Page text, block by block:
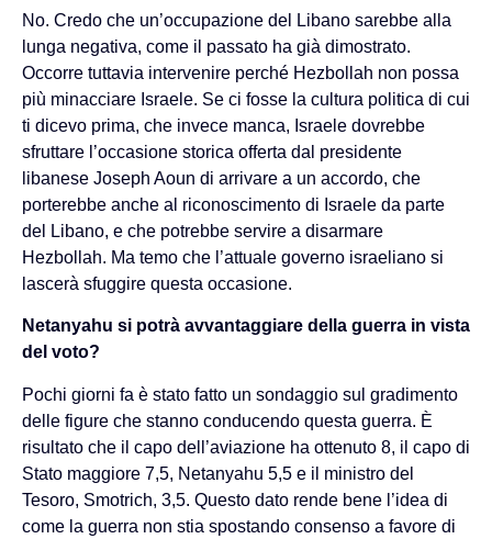
No. Credo che un’occupazione del Libano sarebbe alla
lunga negativa, come il passato ha già dimostrato.
Occorre tuttavia intervenire perché Hezbollah non possa
più minacciare Israele. Se ci fosse la cultura politica di cui
ti dicevo prima, che invece manca, Israele dovrebbe
sfruttare l’occasione storica offerta dal presidente
libanese Joseph Aoun di arrivare a un accordo, che
porterebbe anche al riconoscimento di Israele da parte
del Libano, e che potrebbe servire a disarmare
Hezbollah. Ma temo che l’attuale governo israeliano si
lascerà sfuggire questa occasione.
Netanyahu si potrà avvantaggiare della guerra in vista
del voto?
Pochi giorni fa è stato fatto un sondaggio sul gradimento
delle figure che stanno conducendo questa guerra. È
risultato che il capo dell’aviazione ha ottenuto 8, il capo di
Stato maggiore 7,5, Netanyahu 5,5 e il ministro del
Tesoro, Smotrich, 3,5. Questo dato rende bene l’idea di
come la guerra non stia spostando consenso a favore di